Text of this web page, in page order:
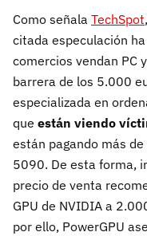
Como señala TechSpot
citada especulación
comercios vendan PC
barrera de los 5.000
especializada en
que están viendo
están pagando más
5090. De esta forma,
precio de venta
GPU de NVIDIA a
por ello, PowerGPU